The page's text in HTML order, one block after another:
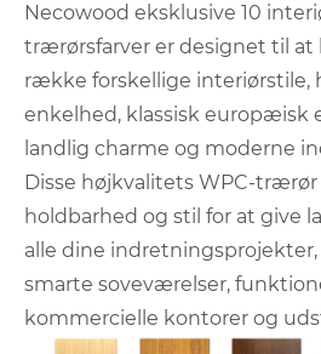
Necowood eksklusive 10
trærørsfarver er designet til
række forskellige interiørstile,
enkelhed, klassisk europæisk
landlig charme og moderne
Disse højkvalitets WPC-
holdbarhed og stil for at give
alle dine
smarte soveværelser,
kommercielle kontorer og